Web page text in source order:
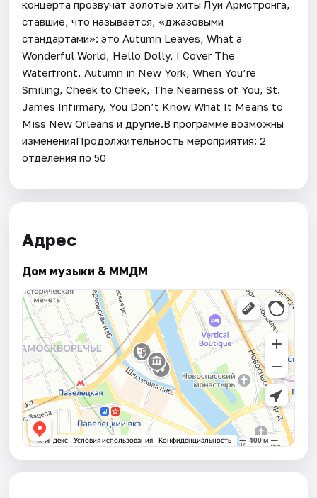
концерта прозвучат золотые хиты Луи Армстронга,
ставшие, что называется, «джазовыми
стандартами»: это Autumn Leaves, What a
Wonderful World, Hello Dolly, I Cover The
Waterfront, Autumn in New York, When You’re
Smiling, Cheek to Cheek, The Nearness of You, St.
James Infirmary, You Don’t Know What It Means to
Miss New Orleans и другие.В программе возможны
измененияПродолжительность мероприятия: 2
отделения по 50
Адрес
Дом музыки & ММДМ